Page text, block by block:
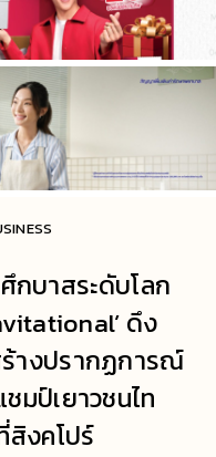
กบาสระดับโลก
ดึง
างปรากฏการณ์
มป์เยาวชนไท
งคโปร์